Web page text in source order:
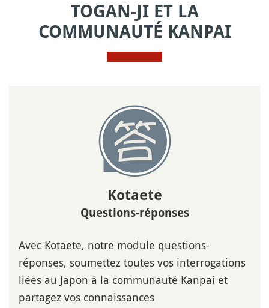
TOGAN-JI ET LA
COMMUNAUTÉ KANPAI
Kotaete
Questions-réponses
Avec Kotaete, notre module questions-
réponses, soumettez toutes vos interrogations
liées au Japon à la communauté Kanpai et
partagez vos connaissances